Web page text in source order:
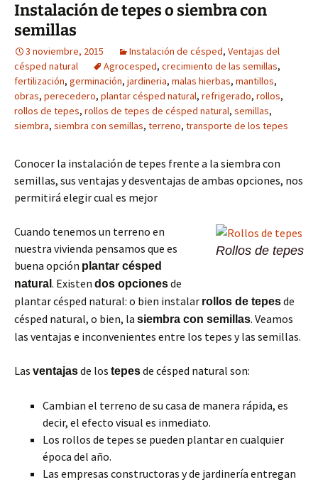
Instalación de tepes o siembra con
semillas
3 noviembre, 2015 Instalación de césped, Ventajas del
césped natural
Agrocesped, crecimiento de las semillas,
fertilización, germinación, jardineria, malas hierbas, mantillos,
obras, perecedero, plantar césped natural, refrigerado, rollos,
rollos de tepes, rollos de tepes de césped natural, semillas,
siembra, siembra con semillas, terreno, transporte de los tepes
Conocer la instalación de tepes frente a la siembra con
semillas, sus ventajas y desventajas de ambas opciones, nos
permitirá elegir cual es mejor
Rollos de tepes
Cuando tenemos un terreno en
nuestra vivienda pensamos que es
buena opción plantar césped
natural . Existen dos opcionesde
plantar césped natural: o bien instalar rollos de tepesde
césped natural, o bien, la siembra con semillas. Veamos
las ventajas e inconvenientes entre los tepes y las semillas.
Las ventajasde los tepesde césped natural son:
Cambian el terreno de su casa de manera rápida, es
decir, el efecto visual es inmediato.
Los rollos de tepes se pueden plantar en cualquier
época del año.
Las empresas constructoras y de jardinería entregan